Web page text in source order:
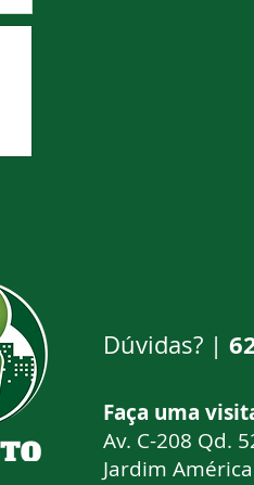
Dúvidas? |
Faça
Av. C-208 Qd.
Jardim